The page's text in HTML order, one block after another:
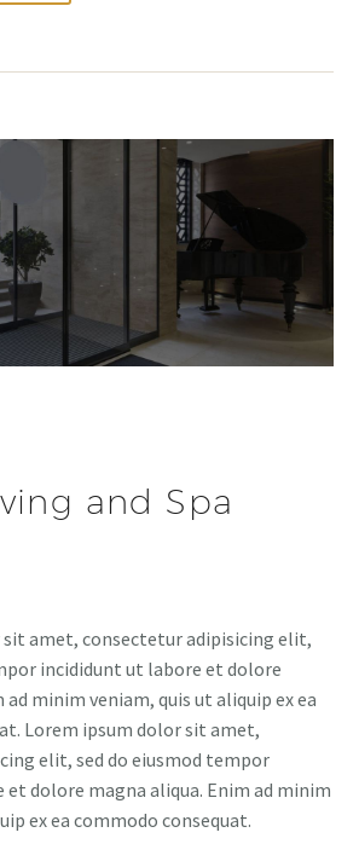
and Spa
amet, consectetur adipisicing elit,
incididunt ut labore et dolore
ad minim veniam, quis ut aliquip ex ea
Lorem ipsum dolor sit amet,
elit, sed do eiusmod tempor
dolore magna aliqua. Enim ad minim
ex ea commodo consequat.